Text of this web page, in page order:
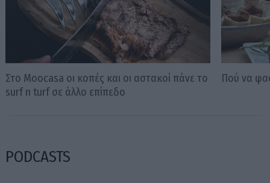
Στο Moocasa οι κοπές και οι αστακοί πάνε το
surf n turf σε άλλο επίπεδο
Πού να
PODCASTS